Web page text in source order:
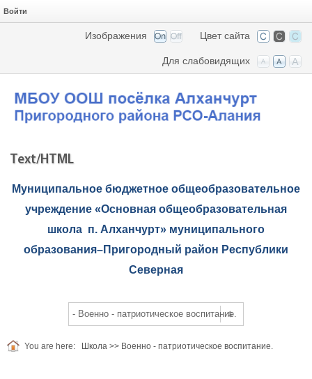
Войти
Цвет сайта
Изображения
Для слабовидящих
Text/HTML
Муниципальное бюджетное общеобразовательное
учреждение «Основная общеобразовательная
школа п. Алханчурт» муниципального
образования–Пригородный район Республики
Северная
You are here: Школа >> Военно - патриотическое воспитание.